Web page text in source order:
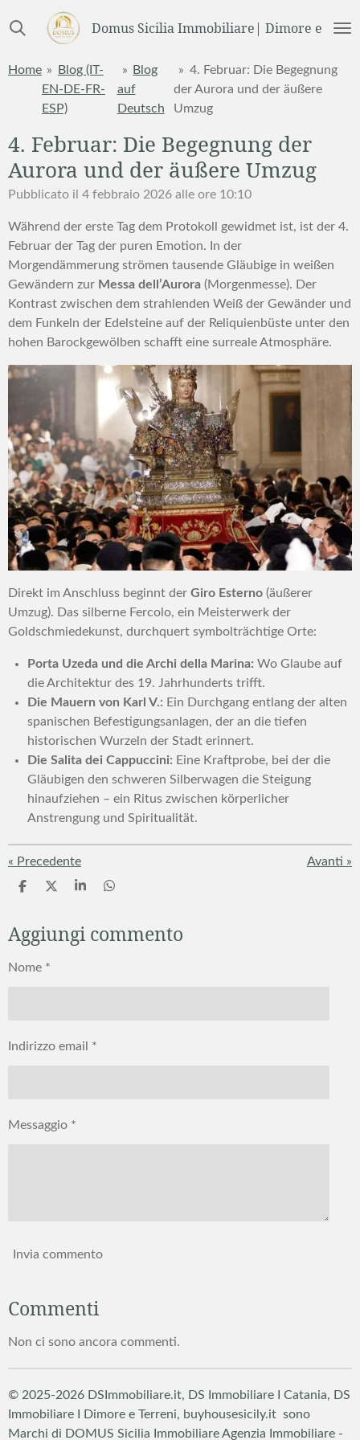
al
principale
Domus Sicilia Immobiliare| Dimore e
Home »
Blog (IT-
EN-DE-FR-
ESP)
»
Blog
auf
Deutsch
» 4. Februar: Die Begegnung
der Aurora und der äußere
Umzug
4. Februar: Die Begegnung der
Aurora und der äußere Umzug
Pubblicato il 4 febbraio 2026 alle ore 10:10
Während der erste Tag dem Protokoll gewidmet ist, ist der 4.
Februar der Tag der puren Emotion. In der
Morgendämmerung strömen tausende Gläubige in weißen
Gewändern zur Messa dell’Aurora (Morgenmesse). Der
Kontrast zwischen dem strahlenden Weiß der Gewänder und
dem Funkeln der Edelsteine auf der Reliquienbüste unter den
hohen Barockgewölben schafft eine surreale Atmosphäre.
Direkt im Anschluss beginnt der Giro Esterno (äußerer
Umzug). Das silberne Fercolo, ein Meisterwerk der
Goldschmiedekunst, durchquert symbolträchtige Orte:
Porta Uzeda und die Archi della Marina: Wo Glaube auf
die Architektur des 19. Jahrhunderts trifft.
Die Mauern von Karl V.: Ein Durchgang entlang der alten
spanischen Befestigungsanlagen, der an die tiefen
historischen Wurzeln der Stadt erinnert.
Die Salita dei Cappuccini: Eine Kraftprobe, bei der die
Gläubigen den schweren Silberwagen die Steigung
hinaufziehen – ein Ritus zwischen körperlicher
Anstrengung und Spiritualität.
« Precedente Avanti »
C
d
i
i
C
d
i
C
d
i
C
d
i
Aggiungi commento
Nome *
Indirizzo email *
Messaggio *
Invia commento
Commenti
Non ci sono ancora commenti.
© 2025-2026 DSImmobiliare.it, DS Immobiliare I Catania, DS
Immobiliare I Dimore e Terreni, buyhousesicily.it sono
Marchi di DOMUS Sicilia ImmobiliareAgenzia Immobiliare -